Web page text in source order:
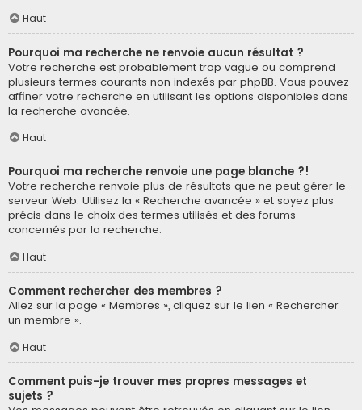
Haut
Pourquoi ma recherche ne renvoie aucun résultat ?
Votre recherche est probablement trop vague ou comprend
plusieurs termes courants non indexés par phpBB. Vous pouvez
affiner votre recherche en utilisant les options disponibles dans
la recherche avancée.
Haut
Pourquoi ma recherche renvoie une page blanche ?!
Votre recherche renvoie plus de résultats que ne peut gérer le
serveur Web. Utilisez la « Recherche avancée » et soyez plus
précis dans le choix des termes utilisés et des forums
concernés par la recherche.
Haut
Comment rechercher des membres ?
Allez sur la page « Membres », cliquez sur le lien « Rechercher
un membre ».
Haut
Comment puis-je trouver mes propres messages et
sujets ?